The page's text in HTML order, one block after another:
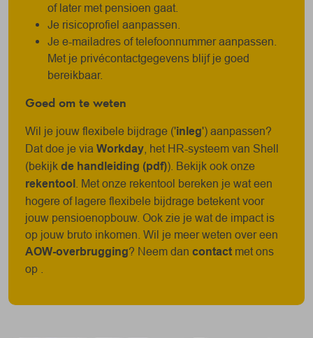
of later met pensioen gaat.
Je risicoprofiel aanpassen.
Je e-mailadres of telefoonnummer aanpassen.
Met je privécontactgegevens blijf je goed
bereikbaar.
Goed om te weten
Wil je jouw flexibele bijdrage ('inleg') aanpassen?
Dat doe je via Workday , het HR-systeem van Shell
(bekijk de handleiding (pdf)). Bekijk ook onze
rekentool . Met onze rekentool bereken je wat een
hogere of lagere flexibele bijdrage betekent voor
jouw pensioenopbouw. Ook zie je wat de impact is
op jouw bruto inkomen. Wil je meer weten over een
AOW-overbrugging? Neem dan contact met ons
op .